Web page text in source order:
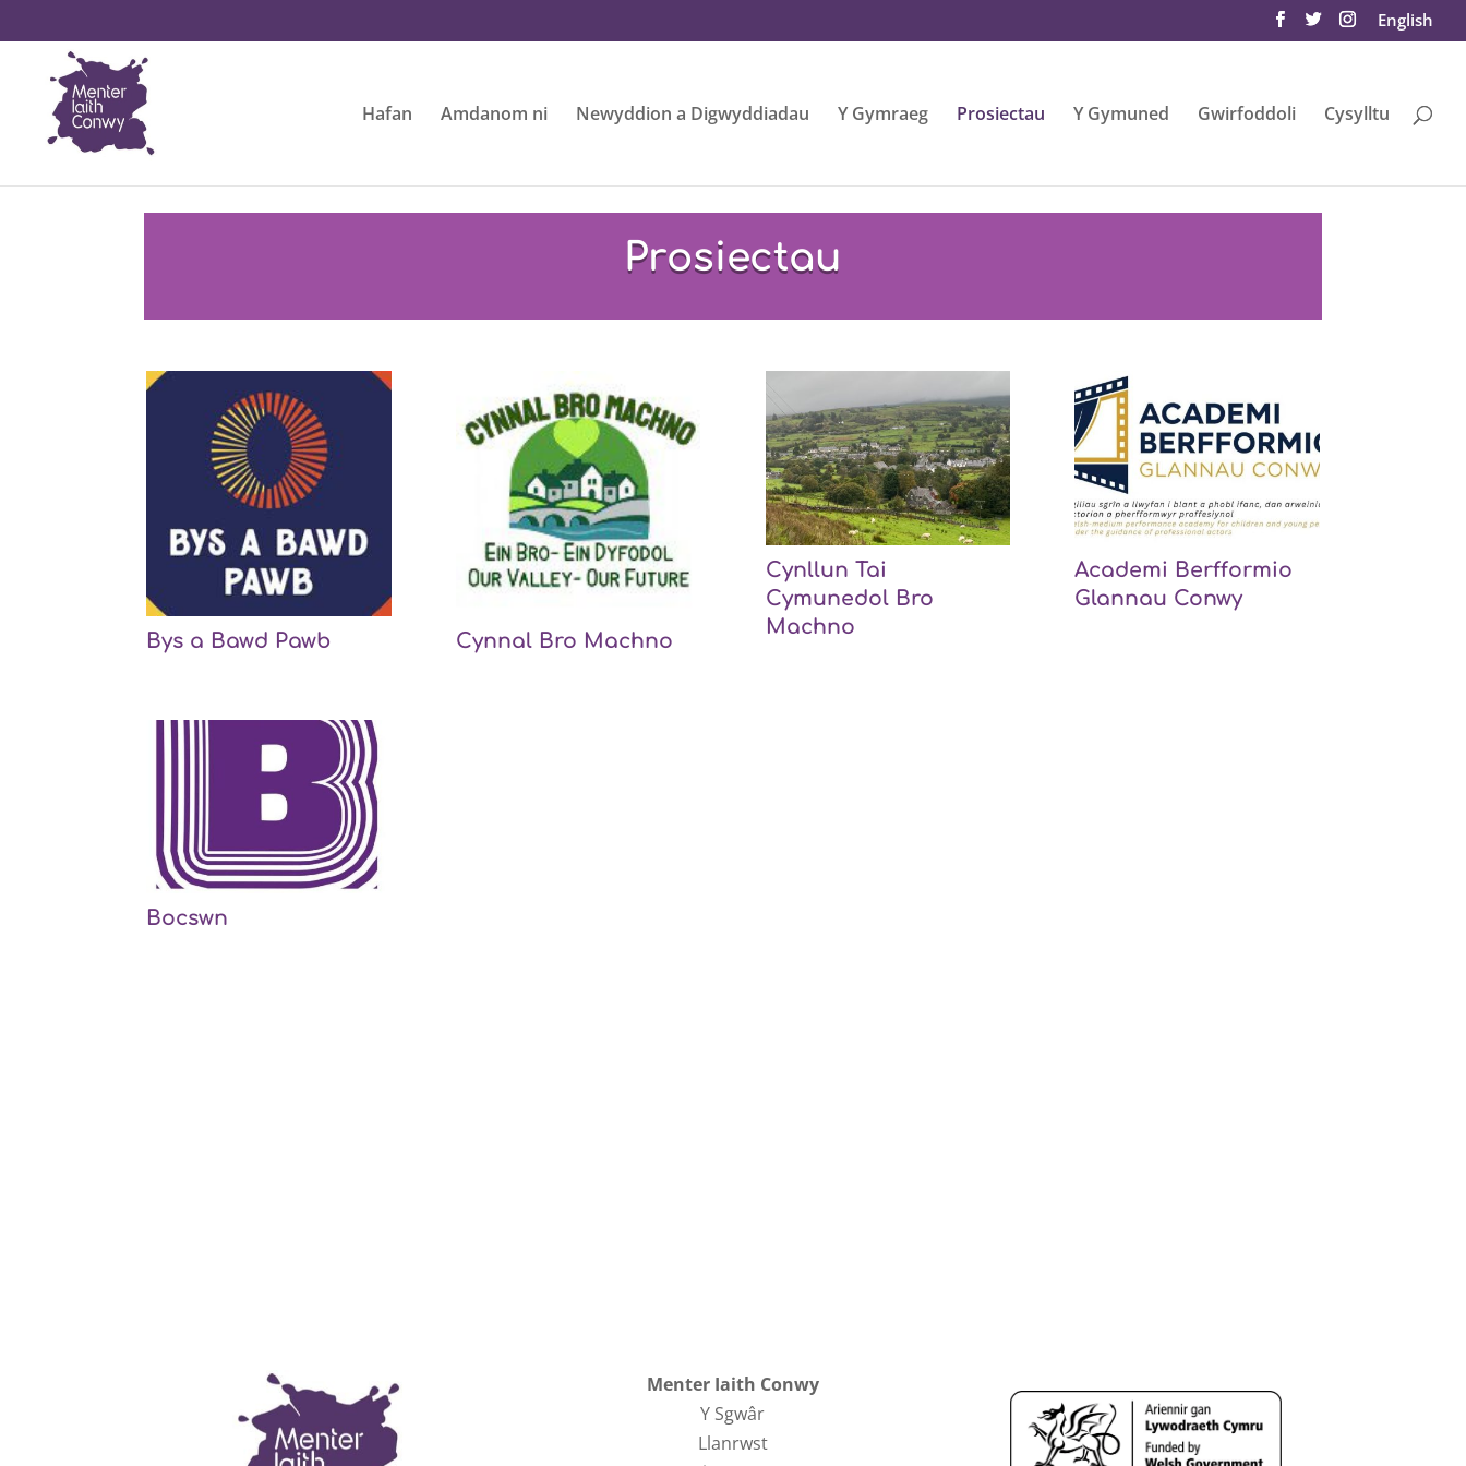
English
Hafan Amdanom ni Newyddion a Digwyddiadau Y Gymraeg Prosiectau Y Gymuned Gwirfoddoli Cysylltu
Prosiectau
Bys a Bawd Pawb Cynnal Bro Machno
Cynllun Tai
Cymunedol Bro
Machno
Academi Berfformio
Glannau Conwy
Bocswn
Menter Iaith Conwy
Y Sgwâr
Llanrwst